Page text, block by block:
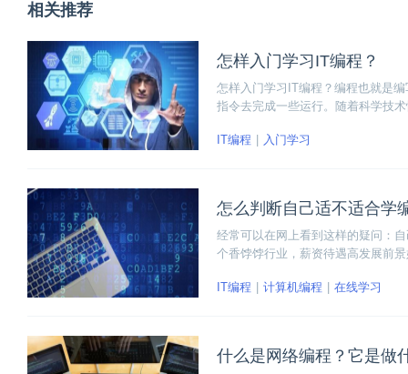
相关推荐
怎样入门学习IT编程？
怎样入门学习IT编程？编程也就是
指令去完成一些运行。随着科学技
IT编程
入门学习
怎么判断自己适不适合学
经常可以在网上看到这样的疑问：
个香饽饽行业，薪资待遇高发展前
IT编程
计算机编程 在线学习
什么是网络编程？它是做